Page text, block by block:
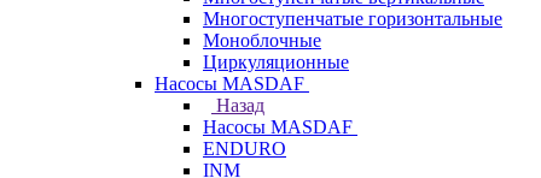
Многоступенчатые горизонтальные
Моноблочные
Циркуляционные
Насосы MASDAF
Назад
Насосы MASDAF
ENDURO
INM